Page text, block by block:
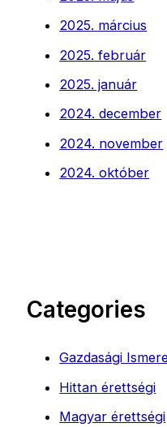
2025. március
2025. február
2025. január
2024. december
2024. november
2024. október
Categories
Gazdasági
Hittan érettségi
Magyar érettségi